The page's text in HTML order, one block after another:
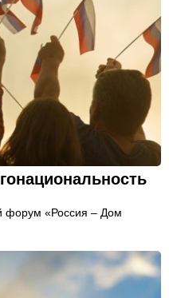
форум «Россия – Дом